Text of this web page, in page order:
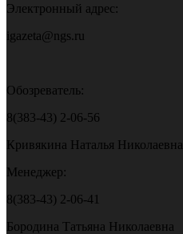
Электронный адрес:
igazeta@ngs.ru
Обозреватель:
8(383-43) 2-06-56
Кривякина Наталья Николаевна
Менеджер:
8(383-43) 2-06-41
Бородина Татьяна Николаевна